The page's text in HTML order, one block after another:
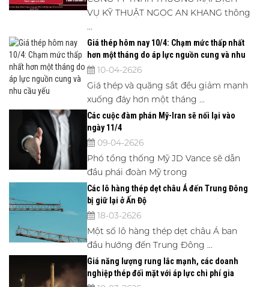
VỤ KỸ THUẬT NGỌC AN KHANG thông
Giá thép hôm nay 10/4: Chạm mức thấp nhất
hơn một tháng do áp lực nguồn cung và nhu
cầu yếu
10-04-2626
Giá thép và quặng sắt đều giảm mạnh
xuống đáy hơn một tháng ...
Các cuộc đàm phán Mỹ-Iran sẽ nối lại vào
ngày 11/4
09-04-2626
Phó tổng thống Mỹ JD Vance sẽ dẫn
đầu phái đoàn Mỹ trong
Các lô hàng thép dẹt châu Á đến Trung Đông
bị giữ lại ở Ấn Độ
18-03-2626
Một số lô hàng thép dẹt châu Á ban
đầu hướng đến Trung Đông ...
Giá năng lượng rung lắc mạnh, các doanh
nghiệp thép đối mặt với áp lực chi phí gia
tăng